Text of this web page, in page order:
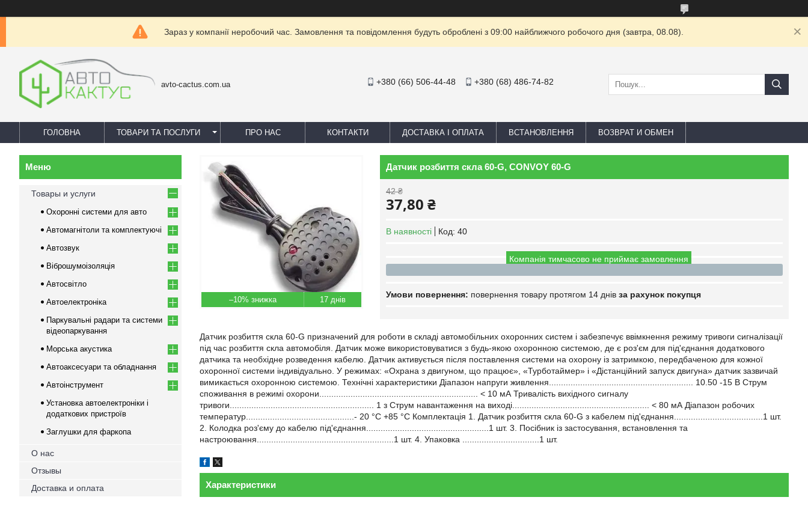
Зараз у компанії неробочий час. Замовлення та повідомлення будуть оброблені з 09:00 найближчого робочого дня (завтра, 08.08).
avto-cactus.com.ua +380 (66) 506-44-48 +380 (68) 486-74-82
ГОЛОВНА ТОВАРИ ТА ПОСЛУГИ ПРО НАС КОНТАКТИ ДОСТАВКА І ОПЛАТА ВСТАНОВЛЕННЯ ВОЗВРАТ И ОБМЕН
–10% 17 днів
Датчик розбиття скла 60-G, CONVOY 60-G
42 ₴
37,80 ₴
В наявності Код: 40
Компанія тимчасово не приймає замовлення
повернення товару протягом 14 днів за рахунок покупця
Датчик розбиття скла 60-G призначений для роботи в складі автомобільних охоронних систем і забезпечує ввімкнення режиму тривоги сигналізації
під час розбиття скла автомобіля. Датчик може використовуватися з будь-якою охоронною системою, де є роз'єм для під'єднання додаткового
датчика та необхідне розведення кабелю. Датчик активується після поставлення системи на охорону із затримкою, передбаченою для кожної
охоронної системи індивідуально. У режимах: «Охрана з двигуном, що працює», «Турботаймер» і «Дістанційний запуск двигуна» датчик зазвичай
вимикається охоронною системою. Технічні характеристики Діапазон напруги живлення............................................................ 10.50 -15 В Струм
споживання в режимі охорони.................................................................. < 10 мА Тривалість вихідного сигналу
тривоги............................................................ 1 з Струм навантаження на виході......................................................... < 80 мА Діапазон робочих
температур.............................................- 20 °C +85 °C Комплектація 1. Датчик розбиття скла 60-G з кабелем під'єднання.....................................1 шт.
2. Колодка роз'єму до кабелю під'єднання...................................................1 шт. 3. Посібник із застосування, встановлення та
настроювання.........................................................1 шт. 4. Упаковка ................................1 шт.
Характеристики
Товары и услуги
Охоронні системи для авто
Автомагнітоли та комплектуючі
Автозвук
Віброшумоізоляція
Автосвітло
Автоелектроніка
Паркувальні радари та системи
відеопаркування
Морська акустика
Автоаксесуари та обладнання
Автоінструмент
Установка автоелектроніки і
додаткових пристроїв
Заглушки для фаркопа
О нас
Отзывы
Доставка и оплата